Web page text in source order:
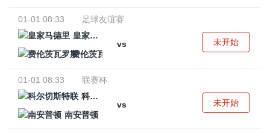
01-01 08:33
足球友谊赛
皇家马德里
vs
费伦茨瓦罗斯
未开始
01-01 08:33
联赛杯
科尔切斯特联
vs
南安普顿
未开始